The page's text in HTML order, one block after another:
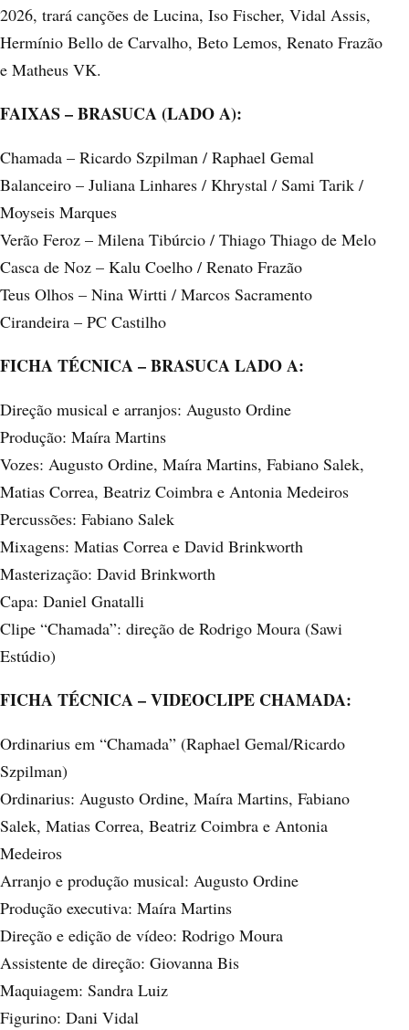
2026, trará canções de Lucina, Iso Fischer, Vidal Assis,
Hermínio Bello de Carvalho, Beto Lemos, Renato Frazão
e Matheus VK.
FAIXAS – BRASUCA (LADO A):
Chamada – Ricardo Szpilman / Raphael Gemal
Balanceiro – Juliana Linhares / Khrystal / Sami Tarik /
Moyseis Marques
Verão Feroz – Milena Tibúrcio / Thiago Thiago de Melo
Casca de Noz – Kalu Coelho / Renato Frazão
Teus Olhos – Nina Wirtti / Marcos Sacramento
Cirandeira – PC Castilho
FICHA TÉCNICA – BRASUCA LADO A:
Direção musical e arranjos: Augusto Ordine
Produção: Maíra Martins
Vozes: Augusto Ordine, Maíra Martins, Fabiano Salek,
Matias Correa, Beatriz Coimbra e Antonia Medeiros
Percussões: Fabiano Salek
Mixagens: Matias Correa e David Brinkworth
Masterização: David Brinkworth
Capa: Daniel Gnatalli
Clipe “Chamada”: direção de Rodrigo Moura (Sawi
Estúdio)
FICHA TÉCNICA – VIDEOCLIPE CHAMADA:
Ordinarius em “Chamada” (Raphael Gemal/Ricardo
Szpilman)
Ordinarius: Augusto Ordine, Maíra Martins, Fabiano
Salek, Matias Correa, Beatriz Coimbra e Antonia
Medeiros
Arranjo e produção musical: Augusto Ordine
Produção executiva: Maíra Martins
Direção e edição de vídeo: Rodrigo Moura
Assistente de direção: Giovanna Bis
Maquiagem: Sandra Luiz
Figurino: Dani Vidal